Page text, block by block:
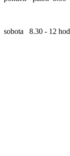
sobota 8.30 - 12 hod